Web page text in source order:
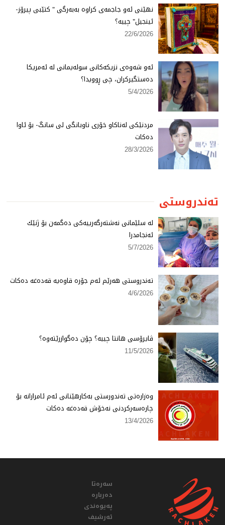
نهێنی ئەو جاجمەی كراوە بەبەرگی " كتێبی پیرۆز-
ئینجیل" چییە؟
22/6/2026
ئەو شەوەی نزیكەكانی سولەیمانی لە ئەمریكا
دەستگیركران، چی ڕوویدا؟
5/4/2026
مردنێكی لەناكاو خۆری ناوبانگی لی سانگ- بۆ ئاوا
دەكات
28/3/2026
تەندروستی
لە سلێمانی نەشتەرگەرییەكی دەگمەن بۆ ژنێك
ئەنجامدرا
5/7/2026
تەندروستی هەرێم ئەم جۆرە قاوەیە قەدەغە دەكات
4/6/2026
ڤایرۆسی هانتا چییە؟ چۆن دەگوازرێتەوە؟
11/5/2026
وەزارەتی تەندورستی بەكارهێنانی ئەم ئامرازانە بۆ
چارەسەركردنی نەخۆش قەدەغە دەكات
13/4/2026
سەرەتا
دەربارە
پەیوەندی
ئەرشیف